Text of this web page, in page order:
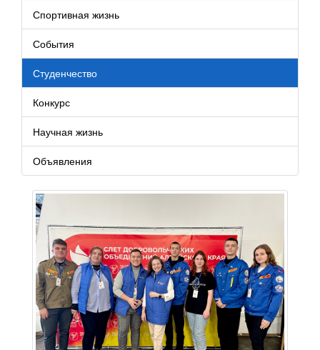
Спортивная жизнь
События
Студенчество
Конкурс
Научная жизнь
Объявления